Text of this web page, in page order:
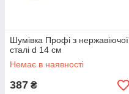
Шумівка Профі з нержавіючої
сталі d 14 см
Немає в наявності
387 ₴